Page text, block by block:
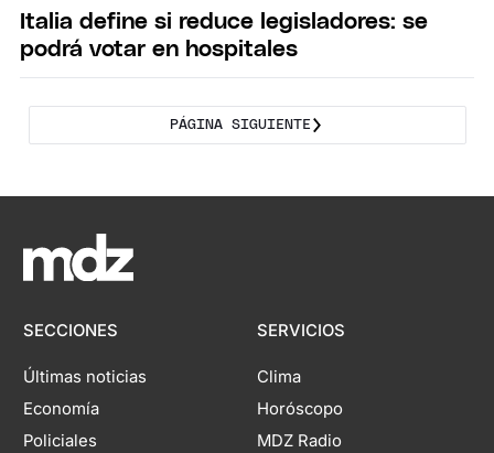
Italia define si reduce legisladores: se
podrá votar en hospitales
PÁGINA SIGUIENTE
SECCIONES
Últimas noticias
Economía
Policiales
SERVICIOS
Clima
Horóscopo
MDZ Radio